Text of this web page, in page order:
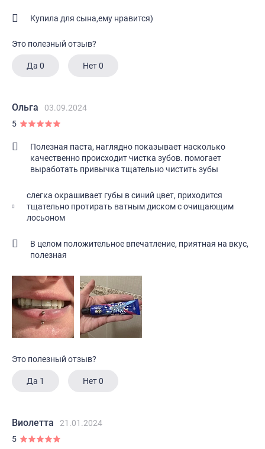
Купила для сына,ему нравится)
Это полезный отзыв?
Да 0 Нет0
Ольга
03.09.2024
5
Полезная паста, наглядно показывает насколько
качественно происходит чистка зубов. помогает
выработать привычка тщательно чистить зубы
слегка окрашивает губы в синий цвет, приходится
тщательно протирать ватным диском с очищающим
лосьоном
В целом положительное впечатление, приятная на вкус,
полезная
Это полезный отзыв?
Да 1 Нет0
Виолетта
21.01.2024
5